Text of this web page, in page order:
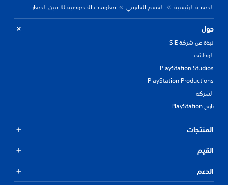
الصفحة الرئيسية القسم القانوني معلومات الخصوصية للاعبين الصغار
حول
نبذة عن شركة SIE
الوظائف
PlayStation Studios
PlayStation Productions
الشركة
تاريخ PlayStation
المنتجات
القيم
الدعم